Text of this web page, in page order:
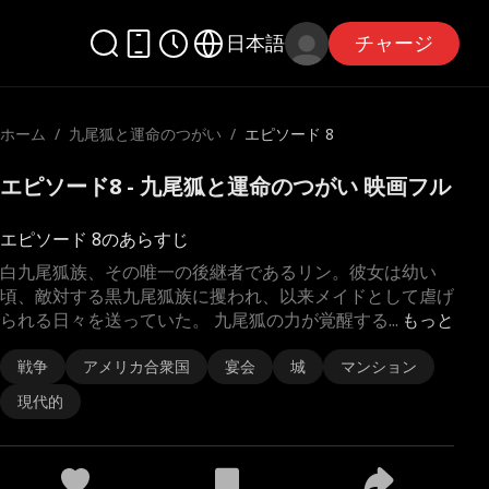
日本語 チャージ
ホーム / 九尾狐と運命のつがい / エピソード 8
エピソード8 - 九尾狐と運命のつがい 映画フル
エピソード 8のあらすじ
もっと
白九尾狐族、その唯一の後継者であるリン。彼女は幼い
頃、敵対する黒九尾狐族に攫われ、以来メイドとして虐げ
られる日々を送っていた。 九尾狐の力が覚醒する...
戦争 アメリカ合衆国 宴会 城
マンション
現代的